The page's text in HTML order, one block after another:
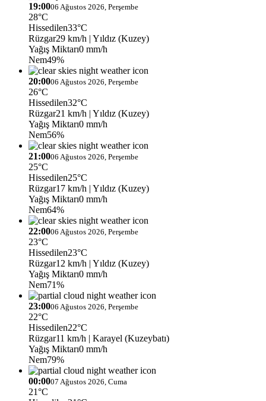
19:0006 Ağustos 2026, Perşembe
28°C
Hissedilen33°C
Rüzgar29 km/h | Yıldız (Kuzey)
Yağış Miktarı0 mm/h
Nem49%
20:0006 Ağustos 2026, Perşembe
26°C
Hissedilen32°C
Rüzgar21 km/h | Yıldız (Kuzey)
Yağış Miktarı0 mm/h
Nem56%
21:0006 Ağustos 2026, Perşembe
25°C
Hissedilen25°C
Rüzgar17 km/h | Yıldız (Kuzey)
Yağış Miktarı0 mm/h
Nem64%
22:0006 Ağustos 2026, Perşembe
23°C
Hissedilen23°C
Rüzgar12 km/h | Yıldız (Kuzey)
Yağış Miktarı0 mm/h
Nem71%
23:0006 Ağustos 2026, Perşembe
22°C
Hissedilen22°C
Rüzgar11 km/h | Karayel (Kuzeybatı)
Yağış Miktarı0 mm/h
Nem79%
00:0007 Ağustos 2026, Cuma
21°C